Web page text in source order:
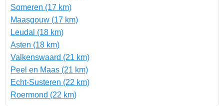
Someren (17 km)
Maasgouw (17 km)
Leudal (18 km)
Asten (18 km)
Valkenswaard (21 km)
Peel en Maas (21 km)
Echt-Susteren (22 km)
Roermond (22 km)